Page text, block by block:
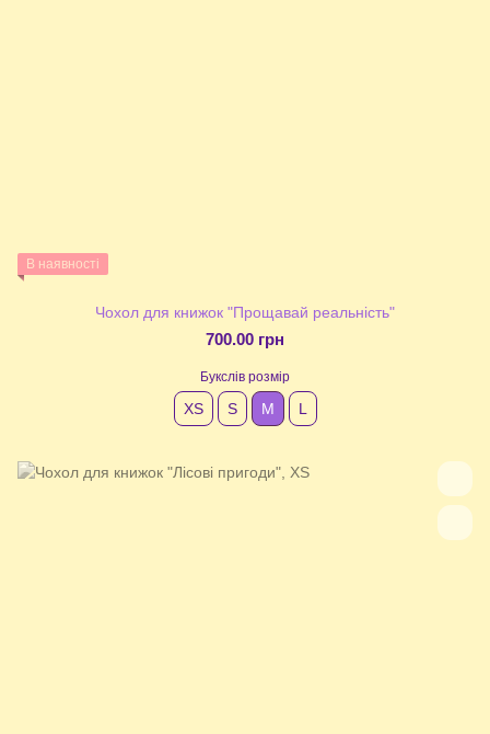
В наявності
Чохол для книжок "Прощавай реальність"
700.00 грн
Букслів розмір
XS S М L